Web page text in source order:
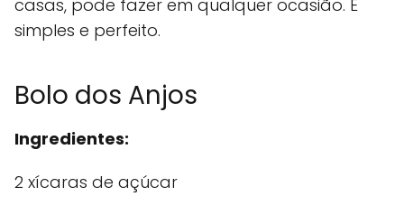
casas, pode fazer em qualquer ocasião. É
simples e perfeito.
Bolo dos Anjos
Ingredientes:
2 xícaras de açúcar